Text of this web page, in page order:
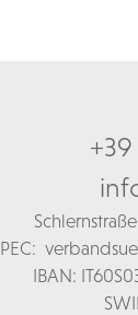
+39
Schl
PEC:
IBAN: